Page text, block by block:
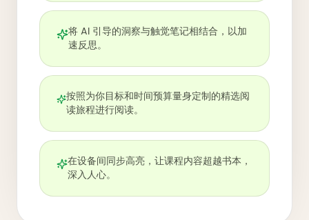
将 AI 引导的洞察与触觉笔记相结合，以加
速反思。
按照为你目标和时间预算量身定制的精选阅
读旅程进行阅读。
在设备间同步高亮，让课程内容超越书本，
深入人心。